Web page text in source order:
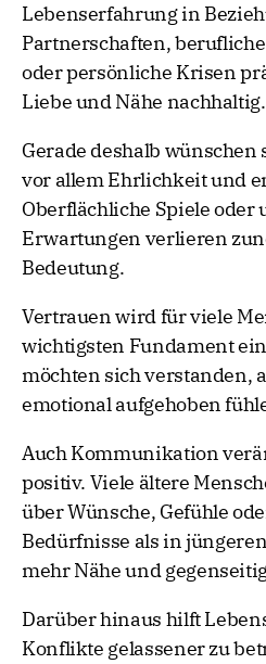
Lebenserfahrung in
Partnerschaften,
oder persönliche Krisen
Liebe und Nähe nachhaltig.
Gerade deshalb wünschen
vor allem Ehrlichkeit und
Oberflächliche Spiele oder
Erwartungen verlieren
Bedeutung.
Vertrauen wird für viele
wichtigsten Fundament
möchten sich verstanden,
emotional aufgehoben
Auch Kommunikation
positiv. Viele ältere
über Wünsche, Gefühle
Bedürfnisse als in
mehr Nähe und
Darüber hinaus hilft
Konflikte gelassener zu